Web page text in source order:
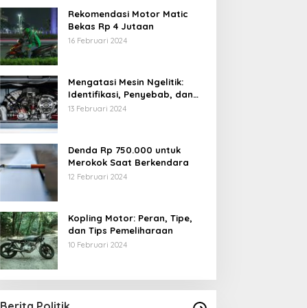
Rekomendasi Motor Matic
Bekas Rp 4 Jutaan
16 Februari 2024
Mengatasi Mesin Ngelitik:
Identifikasi, Penyebab, dan
Solusi
13 Februari 2024
Denda Rp 750.000 untuk
Merokok Saat Berkendara
12 Februari 2024
Kopling Motor: Peran, Tipe,
dan Tips Pemeliharaan
10 Februari 2024